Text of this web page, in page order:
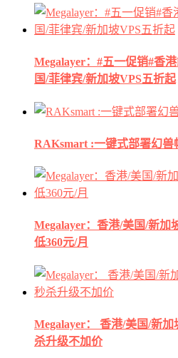
Megalayer：#五一促销#香
国/菲律宾/新加坡VPS五折起
RAKsmart :一键式部署幻兽
Megalayer：香港/美国/新加
低360元/月
Megalayer： 香港/美国/新加
杀升级不加价